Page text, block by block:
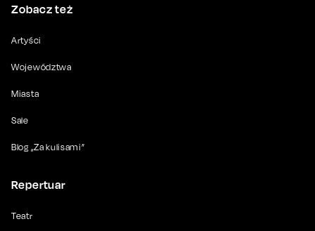
Zobacz też
Artyści
Województwa
Miasta
Sale
Blog „Za kulisami”
Repertuar
Teatr